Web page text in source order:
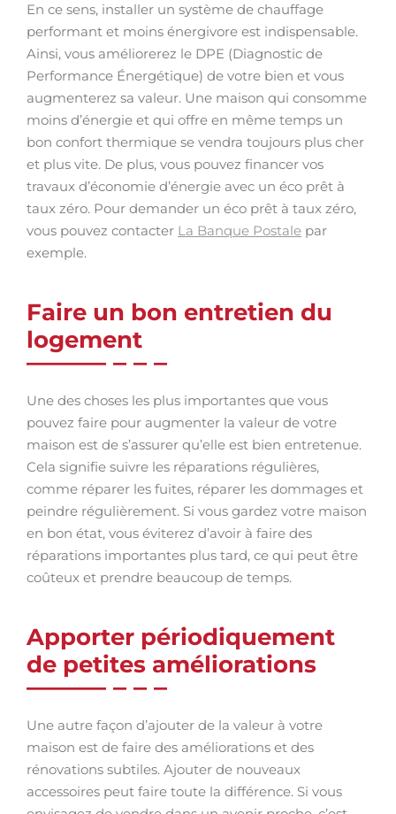
En ce sens, installer un système de chauffage
performant et moins énergivore est indispensable.
Ainsi, vous améliorerez le DPE (Diagnostic de
Performance Énergétique) de votre bien et vous
augmenterez sa valeur. Une maison qui consomme
moins d’énergie et qui offre en même temps un
bon confort thermique se vendra toujours plus cher
et plus vite. De plus, vous pouvez financer vos
travaux d’économie d’énergie avec un éco prêt à
taux zéro. Pour demander un éco prêt à taux zéro,
vous pouvez contacter La Banque Postale par
exemple.
Faire un bon entretien du
logement
Une des choses les plus importantes que vous
pouvez faire pour augmenter la valeur de votre
maison est de s’assurer qu’elle est bien entretenue.
Cela signifie suivre les réparations régulières,
comme réparer les fuites, réparer les dommages et
peindre régulièrement. Si vous gardez votre maison
en bon état, vous éviterez d’avoir à faire des
réparations importantes plus tard, ce qui peut être
coûteux et prendre beaucoup de temps.
Apporter périodiquement
de petites améliorations
Une autre façon d’ajouter de la valeur à votre
maison est de faire des améliorations et des
rénovations subtiles. Ajouter de nouveaux
accessoires peut faire toute la différence. Si vous